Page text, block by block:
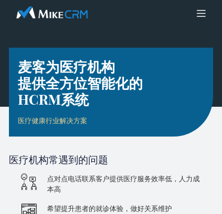
麦客为医疗机构
提供全方位智能化的
HCRM系统
医疗健康行业解决方案
医疗机构常遇到的问题
点对点电话联系客户提供医疗服务效率低，人力成
本高
希望提升患者的就诊体验，做好关系维护